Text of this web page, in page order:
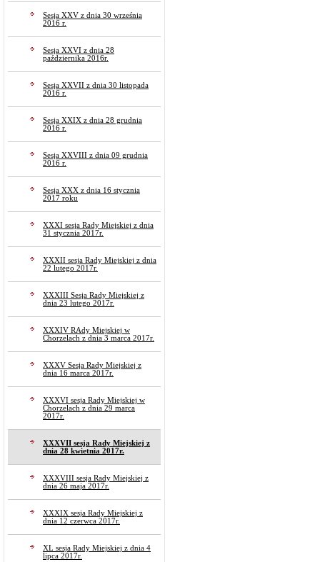
Sesja XXV z dnia 30 września
2016 r.
Sesja XXVI z dnia 28
października 2016r.
Sesja XXVII z dnia 30 listopada
2016 r.
Sesja XXIX z dnia 28 grudnia
2016 r.
Sesja XXVIII z dnia 09 grudnia
2016 r.
Sesja XXX z dnia 16 stycznia
2017 roku
XXXI sesja Rady Miejskiej z dnia
31 stycznia 2017r.
XXXII sesja Rady Miejskiej z dnia
22 lutego 2017r.
XXXIII Sesja Rady Miejskiej z
dnia 23 lutego 2017r.
XXXIV RAdy Miejskiej w
Chorzelach z dnia 3 marca 2017r.
XXXV Sesja Rady Miejskiej z
dnia 16 marca 2017r.
XXXVI sesja Rady Miejskiej w
Chorzelach z dnia 29 marca
2017r.
XXXVII sesja Rady Miejskiej z
dnia 28 kwietnia 2017r.
XXXVIII sesja Rady Miejskiej z
dnia 26 maja 2017r.
XXXIX sesja Rady Miejskiej z
dnia 12 czerwca 2017r.
XL sesja Rady Miejskiej z dnia 4
lipca 2017r.